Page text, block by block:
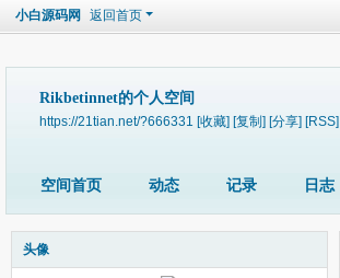
小白源码网 返回首页
Rikbetinnet的个人空间
https://21tian.net/?666331 [收藏] [复制] [分享] [RSS]
空间首页 动态 记录 日志
头像